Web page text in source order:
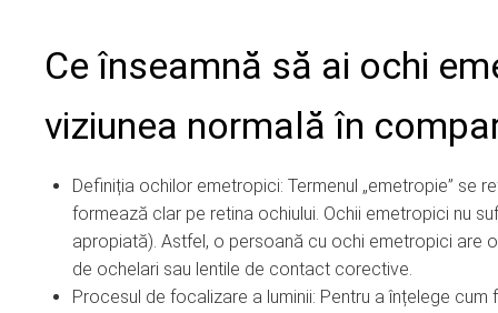
Ce înseamnă să ai ochi
viziunea normală în
Definiția ochilor emetropici: Termenul „emetropie” se
formează clar pe retina ochiului. Ochii emetropici nu
apropiată). Astfel, o persoană cu ochi emetropici are
de ochelari sau lentile de contact corective.
Procesul de focalizare a luminii: Pentru a înțelege